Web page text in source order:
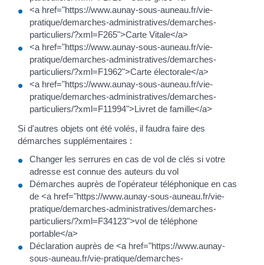
<a href="https://www.aunay-sous-auneau.fr/vie-
pratique/demarches-administratives/demarches-
particuliers/?xml=F265">Carte Vitale</a>
<a href="https://www.aunay-sous-auneau.fr/vie-
pratique/demarches-administratives/demarches-
particuliers/?xml=F1962">Carte électorale</a>
<a href="https://www.aunay-sous-auneau.fr/vie-
pratique/demarches-administratives/demarches-
particuliers/?xml=F11994">Livret de famille</a>
Si d'autres objets ont été volés, il faudra faire des
démarches supplémentaires :
Changer les serrures en cas de vol de clés si votre
adresse est connue des auteurs du vol
Démarches auprès de l'opérateur téléphonique en cas
de <a href="https://www.aunay-sous-auneau.fr/vie-
pratique/demarches-administratives/demarches-
particuliers/?xml=F34123">vol de téléphone
portable</a>
Déclaration auprès de <a href="https://www.aunay-
sous-auneau.fr/vie-pratique/demarches-